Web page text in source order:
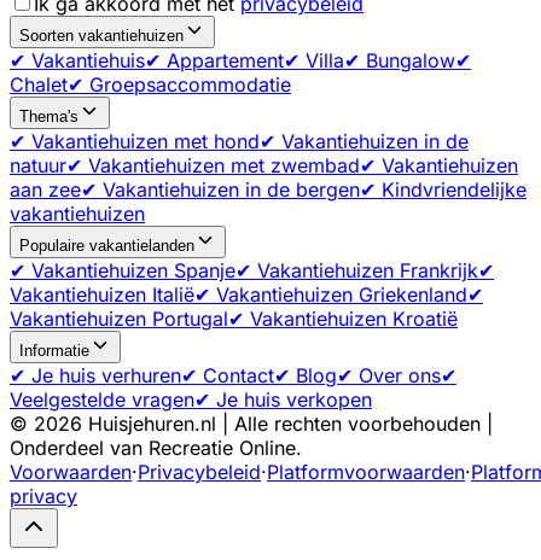
Soorten vakantiehuizen
✔ Vakantiehuis✔ Appartement✔ Villa✔ Bungalow✔
Chalet✔ Groepsaccommodatie
Thema's
✔ Vakantiehuizen met hond✔ Vakantiehuizen in de
natuur✔ Vakantiehuizen met zwembad✔ Vakantiehuizen
aan zee✔ Vakantiehuizen in de bergen✔ Kindvriendelijke
vakantiehuizen
Populaire vakantielanden
✔ Vakantiehuizen Spanje✔ Vakantiehuizen Frankrijk✔
Vakantiehuizen Italië✔ Vakantiehuizen Griekenland✔
Vakantiehuizen Portugal✔ Vakantiehuizen Kroatië
Informatie
✔ Je huis verhuren✔ Contact✔ Blog✔ Over ons✔
Veelgestelde vragen✔ Je huis verkopen
© 2026 Huisjehuren.nl | Alle rechten voorbehouden |
Onderdeel van Recreatie Online.
Voorwaarden·Privacybeleid·Platformvoorwaarden·
privacy